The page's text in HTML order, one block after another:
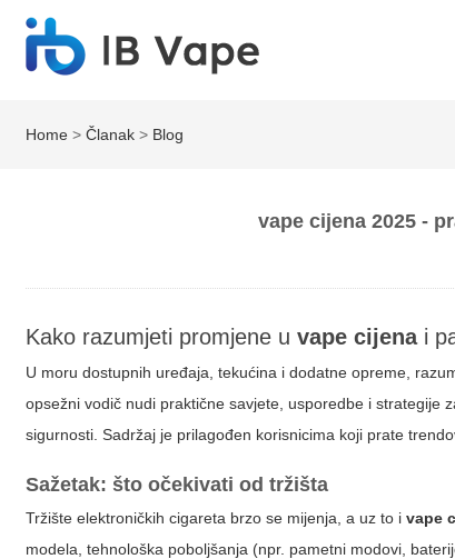
Home >Članak > Blog
vape cijena 2025 -
Kako razumjeti promjene uvape cijenai
U moru dostupnih uređaja, tekućina i dodatne opreme,
opsežni vodič nudi praktične savjete, usporedbe i strategije
sigurnosti. Sadržaj je prilagođen korisnicima koji prate
Sažetak: što očekivati od tržišta
Tržište elektroničkih cigareta brzo se mijenja, a uz to ivape
modela, tehnološka poboljšanja (npr. pametni modovi,